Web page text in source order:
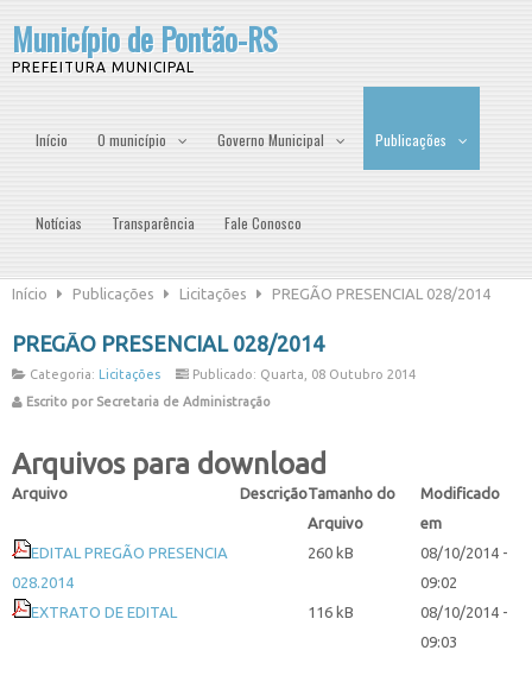
Município de Pontão-RS
PREFEITURA MUNICIPAL
Início O município Governo Municipal Publicações
Notícias Transparência Fale Conosco
Início Publicações Licitações PREGÃO PRESENCIAL 028/2014
PREGÃO PRESENCIAL 028/2014
Categoria: Licitações
Publicado: Quarta, 08 Outubro 2014
Escrito por Secretaria de Administração
Arquivos para download
Arquivo DescriçãoTamanho do
Arquivo
Modificado
em
EDITAL PREGÃO PRESENCIA
028.2014
260 kB
08/10/2014 -
09:02
EXTRATO DE EDITAL
116 kB
08/10/2014 -
09:03